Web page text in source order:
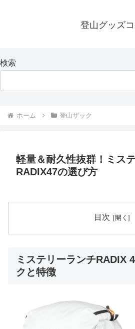
登山グッズ
検索
ホーム 登山ザック
軽量＆耐久性抜群！ミス
RADIX47の選び方
目次
ミステリーランチRADIX
クと特徴